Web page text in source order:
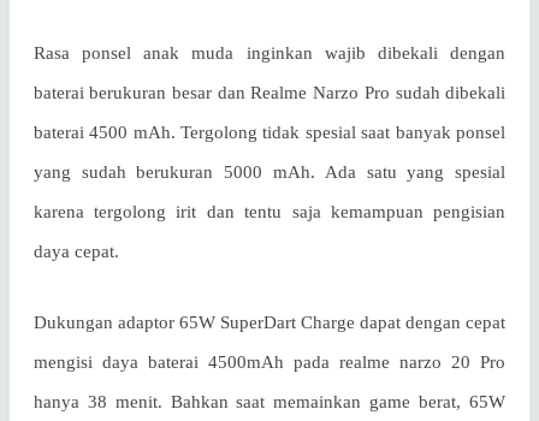
Rasa ponsel anak muda inginkan wajib dibekali dengan
baterai berukuran besar dan Realme Narzo Pro sudah dibekali
baterai 4500 mAh. Tergolong tidak spesial saat banyak ponsel
yang sudah berukuran 5000 mAh. Ada satu yang spesial
karena tergolong irit dan tentu saja kemampuan pengisian
daya cepat.
Dukungan adaptor 65W SuperDart Charge dapat dengan cepat
mengisi daya baterai 4500mAh pada realme narzo 20 Pro
hanya 38 menit. Bahkan saat memainkan game berat, 65W